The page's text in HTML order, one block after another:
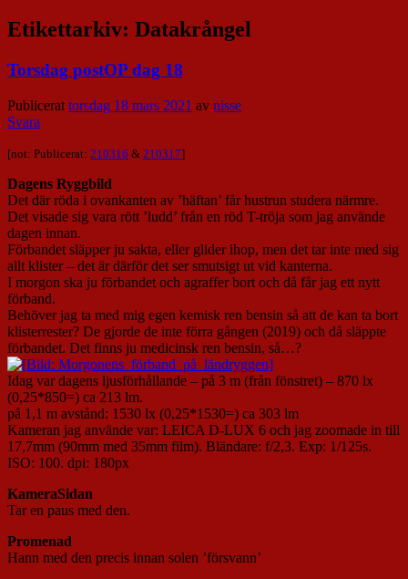
Etikettarkiv: Datakrångel
Torsdag postOP dag 18
Publicerat torsdag 18 mars 2021 av nisse
Svara
[not: Publicerat: 210316 & 210317]
Dagens Ryggbild
Det där röda i ovankanten av ’häftan’ får hustrun studera närmre.
Det visade sig vara rött ’ludd’ från en röd T-tröja som jag använde
dagen innan.
Förbandet släpper ju sakta, eller glider ihop, men det tar inte med sig
allt klister – det är därför det ser smutsigt ut vid kanterna.
I morgon ska ju förbandet och agraffer bort och då får jag ett nytt
förband.
Behöver jag ta med mig egen kemisk ren bensin så att de kan ta bort
klisterrester? De gjorde de inte förra gången (2019) och då släppte
förbandet. Det finns ju medicinsk ren bensin, så…?
Idag var dagens ljusförhållande – på 3 m (från fönstret) – 870 lx
(0,25*850=) ca 213 lm.
på 1,1 m avstånd: 1530 lx (0,25*1530=) ca 303 lm
Kameran jag använde var: LEICA D-LUX 6 och jag zoomade in till
17,7mm (90mm med 35mm film). Bländare: f/2,3. Exp: 1/125s.
ISO: 100. dpi: 180px
KameraSidan
Tar en paus med den.
Promenad
Hann med den precis innan solen ’försvann’